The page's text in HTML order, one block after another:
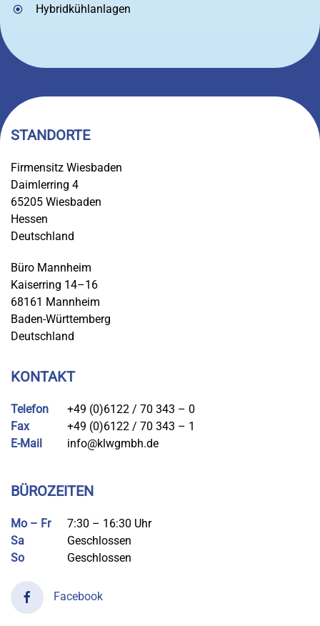
Hybridkühlanlagen
STANDORTE
Firmensitz Wiesbaden
Daimlerring 4
65205 Wiesbaden
Hessen
Deutschland
Büro Mannheim
Kaiserring 14–16
68161 Mannheim
Baden-Württemberg
Deutschland
KONTAKT
Telefon
+49 (0)6122 / 70 343 – 0
Fax
+49 (0)6122 / 70 343 – 1
E-Mail
info@klwgmbh.de
BÜROZEITEN
Mo – Fr
7:30 – 16:30 Uhr
Sa
Geschlossen
So
Geschlossen
Facebook